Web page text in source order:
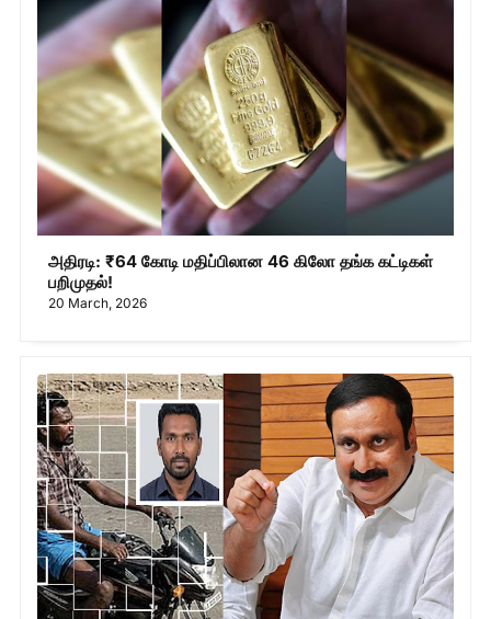
அதிரடி: ₹64 கோடி மதிப்பிலான 46 கிலோ தங்க கட்டிகள்
பறிமுதல்!
20 March, 2026